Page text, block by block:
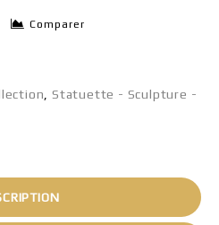
Comparer
,Statuette - Sculpture -